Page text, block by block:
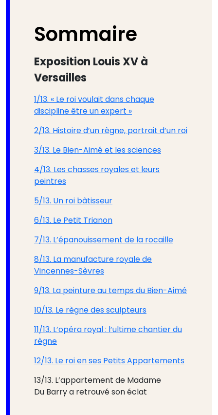
Sommaire
Exposition Louis XV à
Versailles
1/13. « Le roi voulait dans chaque
discipline être un expert »
2/13. Histoire d’un règne, portrait d’un roi
3/13. Le Bien-Aimé et les sciences
4/13. Les chasses royales et leurs
peintres
5/13. Un roi bâtisseur
6/13. Le Petit Trianon
7/13. L’épanouissement de la rocaille
8/13. La manufacture royale de
Vincennes-Sèvres
9/13. La peinture au temps du Bien-Aimé
10/13. Le règne des sculpteurs
11/13. L’opéra royal : l’ultime chantier du
règne
12/13. Le roi en ses Petits Appartements
13/13. L’appartement de Madame
Du Barry a retrouvé son éclat